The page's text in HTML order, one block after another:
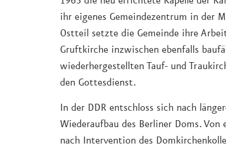
ihr eigenes Gemeindezentrum in der
Ostteil setzte die Gemeinde ihre
Gruftkirche inzwischen ebenfalls
wiederhergestellten Tauf- und
den Gottesdienst.
In der DDR entschloss sich nach
Wiederaufbau des Berliner Doms.
nach Intervention des